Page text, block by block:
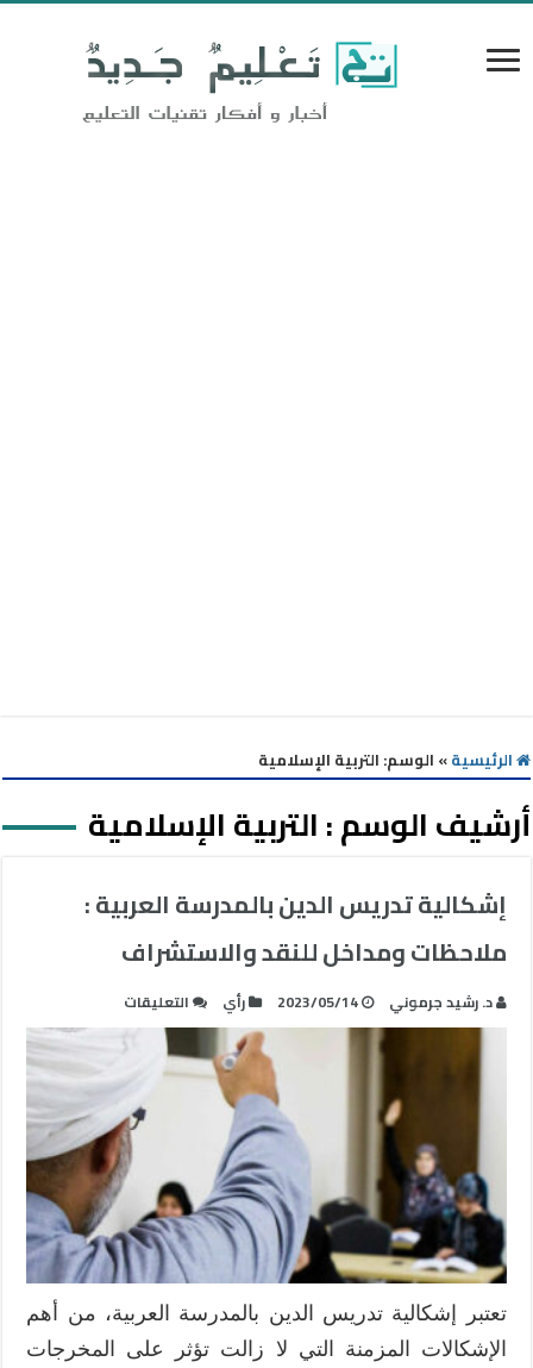
الرئيسية» الوسم: التربية الإسلامية
أرشيف الوسم :التربية الإسلامية
إشكالية تدريس الدين بالمدرسة العربية :
ملاحظات ومداخل للنقد والاستشراف
د. رشيد جرموني 2023/05/14 رأي التعليقات
إشكالية
الدين
بالمدرسة
العربية
:
ملاحظات
ومداخل
للنقد
والاستشراف
مغلقة
تعتبر إشكالية تدريس الدين بالمدرسة العربية، من أهم
الإشكالات المزمنة التي لا زالت تؤثر على المخرجات